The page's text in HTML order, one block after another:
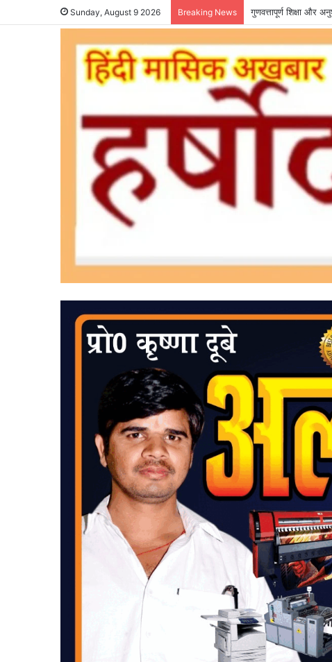
Sunday, August 9 2026 Breaking News गुणवत्तापूर्ण शिक्षा और